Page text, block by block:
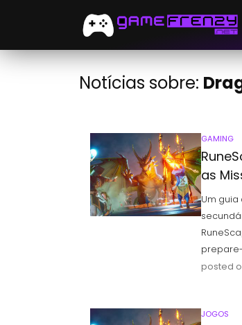
Notícias sobre:
GAMING
as
Um
posted
JOGOS